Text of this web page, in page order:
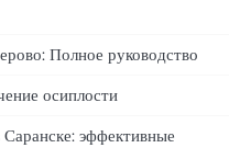
Полное руководство
осиплости
эффективные